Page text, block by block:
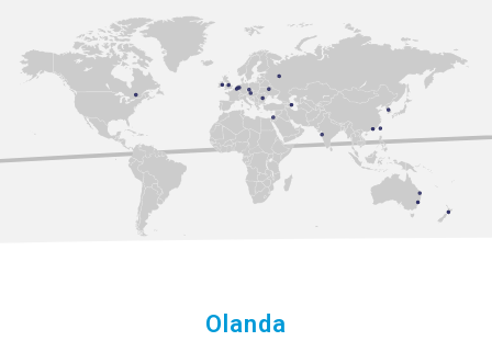
Olanda